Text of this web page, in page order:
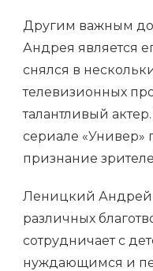
Другим важным
Андрея является
снялся в
телевизионных
талантливый
сериале «Универ»
признание
Леницкий Андрей
различных
сотрудничает с
нуждающимся и